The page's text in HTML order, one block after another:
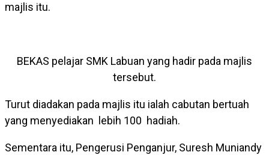
majlis itu.
BEKAS pelajar SMK Labuan yang hadir pada majlis
tersebut.
Turut diadakan pada majlis itu ialah cabutan bertuah
yang menyediakan lebih 100 hadiah.
Sementara itu, Pengerusi Penganjur, Suresh Muniandy